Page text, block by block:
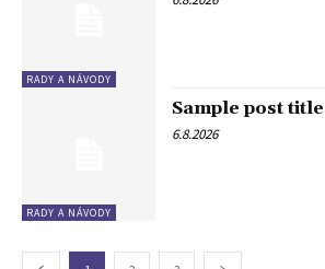
RADY A NÁVODY
RADY A NÁVODY
Sample post
6.8.2026